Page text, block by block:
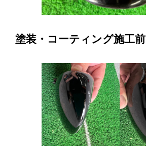
塗装・コーティング施工前